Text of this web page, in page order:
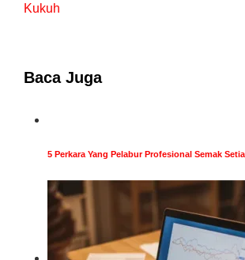
Kukuh
Baca Juga
5 Perkara Yang Pelabur Profesional Semak